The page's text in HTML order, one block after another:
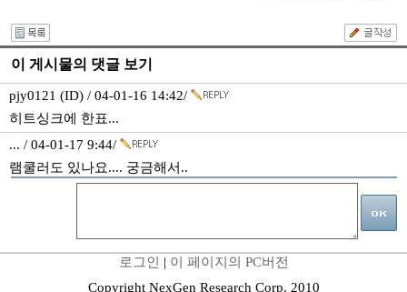
이 게시물의 댓글 보기
pjy0121 (ID) / 04-01-16 14:42/
히트싱크에 한표...
... / 04-01-17 9:44/
램쿨러도 있나요.... 궁금해서..
로그인 | 이 페이지의 PC버전
Copyright NexGen Research Corp. 2010